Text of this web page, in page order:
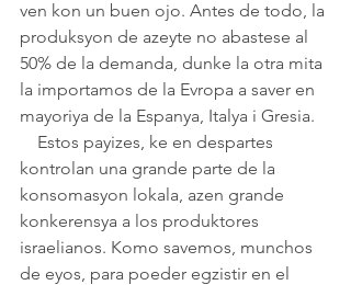
ven kon un buen ojo. Antes de todo, la
produksyon de azeyte no abastese al
50% de la demanda, dunke la otra mita
la importamos de la Evropa a saver en
mayoriya de la Espanya, Italya i Gresia.
kontrolan una grande parte de la
konsomasyon lokala, azen grande
konkerensya a los produktores
israelianos. Komo savemos, munchos
de eyos, para poeder egzistir en el